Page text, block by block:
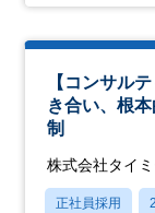
【コンサル
き合い、根
制
株式会社タイ
正社員採用